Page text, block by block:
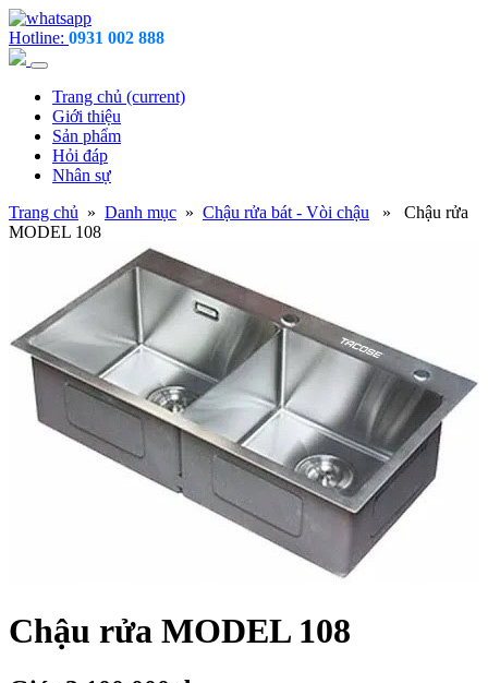
Hotline: 0931 002 888
Trang chủ (current)
Giới thiệu
Sản phẩm
Hỏi đáp
Nhân sự
Trang chủ » Danh mục » Chậu rửa bát - Vòi chậu » Chậu rửa
MODEL 108
Chậu rửa MODEL 108